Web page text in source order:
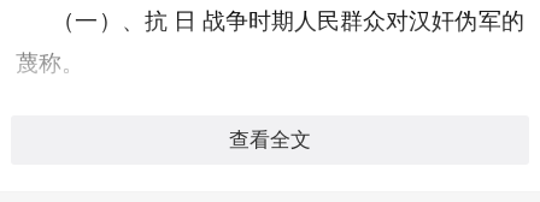
（一）、抗 日 战争时期人民群众对汉奸伪军的
蔑称。
王福如 《父子兵》：“要是当时依着你，叫你
查看全文